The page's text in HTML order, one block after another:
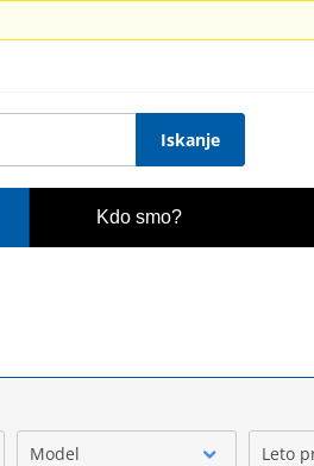
Iskanje
Kdo smo?
Model Leto